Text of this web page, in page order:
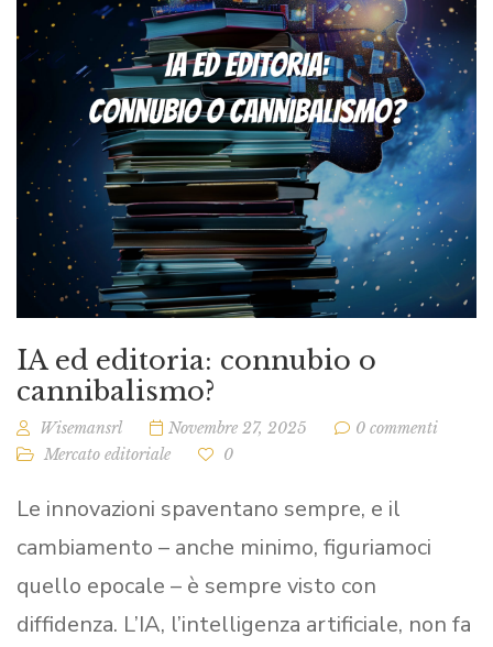
IA ed editoria: connubio o
cannibalismo?
Wisemansrl Novembre 27, 2025
0 commenti
Mercato editoriale
0
Le innovazioni spaventano sempre, e il
cambiamento – anche minimo, figuriamoci
quello epocale – è sempre visto con
diffidenza. L’IA, l’intelligenza artificiale, non fa